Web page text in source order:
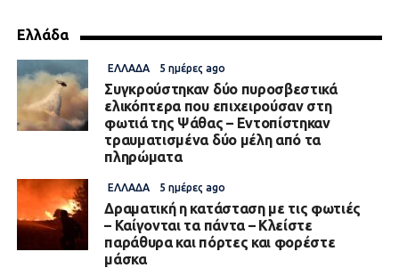
Ελλάδα
ΕΛΛΆΔΑ 5 ημέρες ago
Συγκρούστηκαν δύο πυροσβεστικά
ελικόπτερα που επιχειρούσαν στη
φωτιά της Ψάθας – Εντοπίστηκαν
τραυματισμένα δύο μέλη από τα
πληρώματα
ΕΛΛΆΔΑ 5 ημέρες ago
Δραματική η κατάσταση με τις φωτιές
– Καίγονται τα πάντα – Κλείστε
παράθυρα και πόρτες και φορέστε
μάσκα